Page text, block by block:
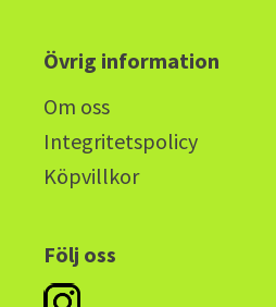
Övrig information
Om oss
Integritetspolicy
Köpvillkor
Följ oss